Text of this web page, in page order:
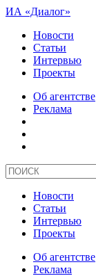
ИА «Диалог»
Новости
Статьи
Интервью
Проекты
Об агентстве
Реклама
Новости
Статьи
Интервью
Проекты
Об агентстве
Реклама